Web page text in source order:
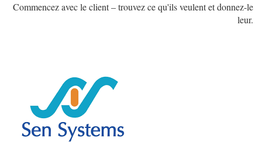
Commencez avec le client – trouvez ce qu'ils veulent et donnez-le
leur.